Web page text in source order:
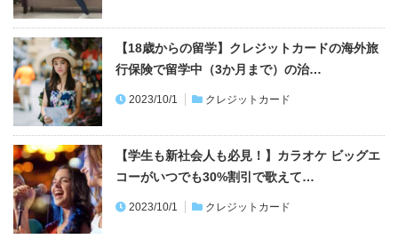
【18歳からの留学】クレジットカードの海外旅
行保険で留学中（3か月まで）の治…
2023/10/1 クレジットカード
【学生も新社会人も必見！】カラオケ ビッグエ
コーがいつでも30%割引で歌えて…
2023/10/1 クレジットカード